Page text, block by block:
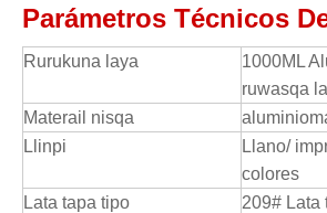
Parámetros Técnicos
Rurukuna laya
1000ML
ruwasqa
Materail nisqa
Llinpi
Llano/
colores
Lata tapa tipo
209# Lata